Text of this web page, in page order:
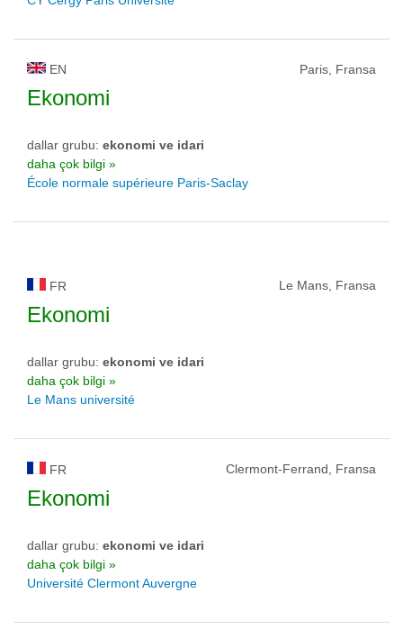
EN Paris, Fransa
Ekonomi
dallar grubu: ekonomi ve idari
daha çok bilgi »
École normale supérieure Paris-Saclay
FR Le Mans, Fransa
Ekonomi
dallar grubu: ekonomi ve idari
daha çok bilgi »
Le Mans université
FR Clermont-Ferrand, Fransa
Ekonomi
dallar grubu: ekonomi ve idari
daha çok bilgi »
Université Clermont Auvergne